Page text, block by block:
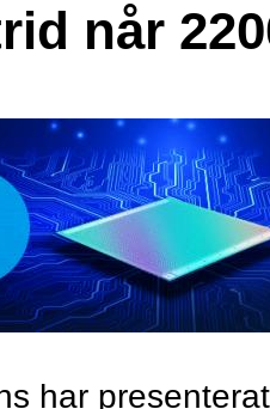
når
har presenterat